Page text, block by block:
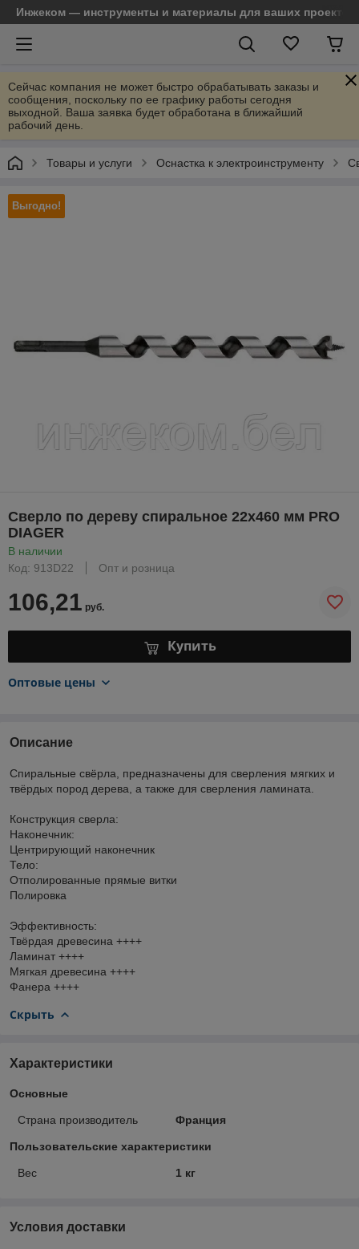
Инжеком — инструменты и материалы для ваших проектов
Сейчас компания не может быстро обрабатывать заказы и
сообщения, поскольку по ее графику работы сегодня
выходной. Ваша заявка будет обработана в ближайший
рабочий день.
Товары и услуги Оснастка к электроинструменту
Выгодно!
Сверло по дереву спиральное 22х460 мм PRO
DIAGER
В наличии
Код: 913D22
Опт и розница
106,21 руб.
Купить
Оптовые цены
Описание
Спиральные свёрла, предназначены для сверления мягких и
твёрдых пород дерева, а также для сверления ламината.
Конструкция сверла:
Наконечник:
Центрирующий наконечник
Тело:
Отполированные прямые витки
Полировка
Эффективность:
Твёрдая древесина ++++
Ламинат ++++
Мягкая древесина ++++
Фанера ++++
Скрыть
Характеристики
Основные
Страна производитель Франция
Пользовательские характеристики
Вес 1 кг
Условия доставки